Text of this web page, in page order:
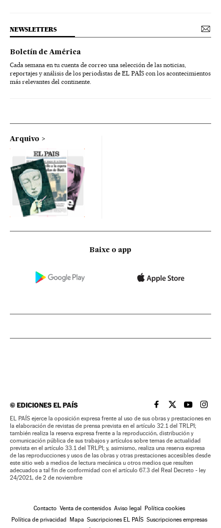
NEWSLETTERS
Boletín de América
Cada semana en tu cuenta de correo una selección de las noticias,
reportajes y análisis de los periodistas de EL PAÍS con los acontecimientos
más relevantes del continente.
Arquivo
Baixe o app
©EDICIONES EL PAÍS EL PAÍS BRASIL EN
EL PAÍSEL PAÍS
EL
EL PAÍS ejerce la oposición expresa frente al uso de sus obras y prestaciones en
la elaboración de revistas de prensa prevista en el artículo 32.1 del TRLPI;
también realiza la reserva expresa frente a la reproducción, distribución y
comunicación pública de sus trabajos y artículos sobre temas de actualidad
prevista en el artículo 33.1 del TRLPI; y, asimismo, realiza una reserva expresa
de las reproducciones y usos de las obras y otras prestaciones accesibles desde
este sitio web a medios de lectura mecánica u otros medios que resulten
adecuados a tal fin de conformidad con el artículo 67.3 del Real Decreto - ley
24/2021, de 2 de noviembre
Contacto Venta de contenidos Aviso legal Política cookies
Política de privacidad Mapa Suscripciones EL PAÍS Suscripciones empresas